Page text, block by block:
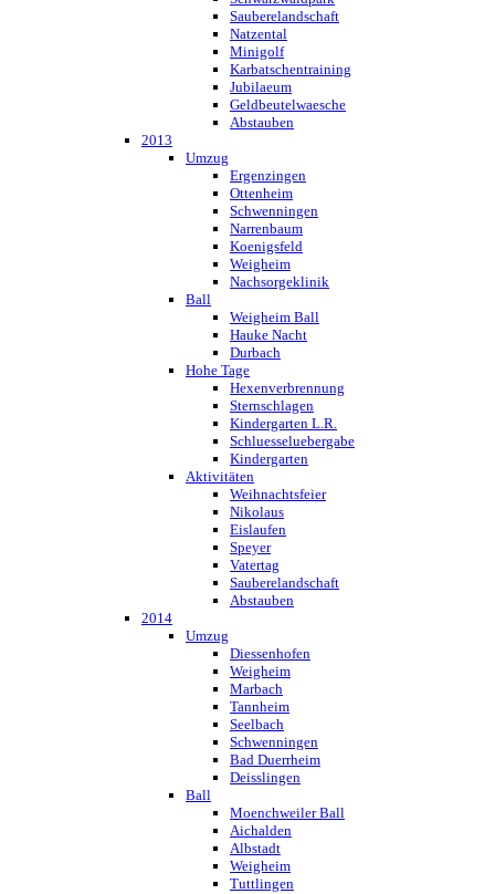
Sauberelandschaft
Natzental
Minigolf
Karbatschentraining
Jubilaeum
Geldbeutelwaesche
Abstauben
2013
Umzug
Ergenzingen
Ottenheim
Schwenningen
Narrenbaum
Koenigsfeld
Weigheim
Nachsorgeklinik
Ball
Weigheim Ball
Hauke Nacht
Durbach
Hohe Tage
Hexenverbrennung
Sternschlagen
Kindergarten L.R.
Schluesseluebergabe
Kindergarten
Aktivitäten
Weihnachtsfeier
Nikolaus
Eislaufen
Speyer
Vatertag
Sauberelandschaft
Abstauben
2014
Umzug
Diessenhofen
Weigheim
Marbach
Tannheim
Seelbach
Schwenningen
Bad Duerrheim
Deisslingen
Ball
Moenchweiler Ball
Aichalden
Albstadt
Weigheim
Tuttlingen